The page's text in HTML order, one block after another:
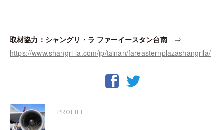
取材協力：シャングリ・ラ ファーイースタン台南⇒
https://www.shangri-la.com/jp/tainan/fareasternplazashangrila/
PROFILE